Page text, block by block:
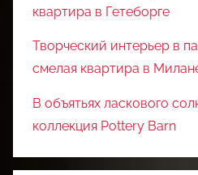
квартира в Гетеборге
Творческий интерьер в
смелая квартира в
В объятьях ласкового
коллекция Pottery Barn